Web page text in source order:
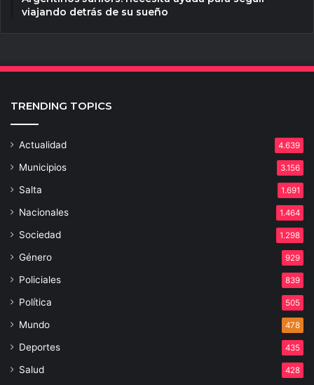
viajando detrás de su sueño
TRENDING TOPICS
Actualidad 4.639
Municipios 3.156
Salta 1.691
Nacionales 1.464
Sociedad 1.298
Género 929
Policiales 839
Política 505
Mundo 478
Deportes 435
Salud 428